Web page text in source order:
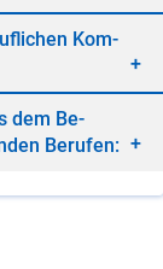
Kom­
dem Be­
Be­ru­fen: